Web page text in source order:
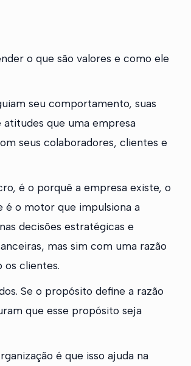
o que são valores e como ele
seu comportamento, suas
atitudes que uma empresa
seus colaboradores, clientes e
é o porquê a empresa existe, o
é o motor que impulsiona a
decisões estratégicas e
mas sim com uma razão
os clientes.
Se o propósito define a razão
que esse propósito seja
é que isso ajuda na